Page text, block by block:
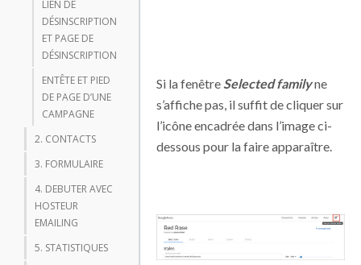
LIEN DE
DÉSINSCRIPTION
ET PAGE DE
DÉSINSCRIPTION
ENTÊTE ET PIED
DE PAGE D’UNE
CAMPAGNE
2. CONTACTS
3. FORMULAIRE
4. DEBUTER AVEC
HOSTEUR
EMAILING
5. STATISTIQUES
Si la fenêtre Selected familyne
s’affiche pas, il suffit de cliquer sur
l’icône encadrée dans l’image ci-
dessous pour la faire apparaître.